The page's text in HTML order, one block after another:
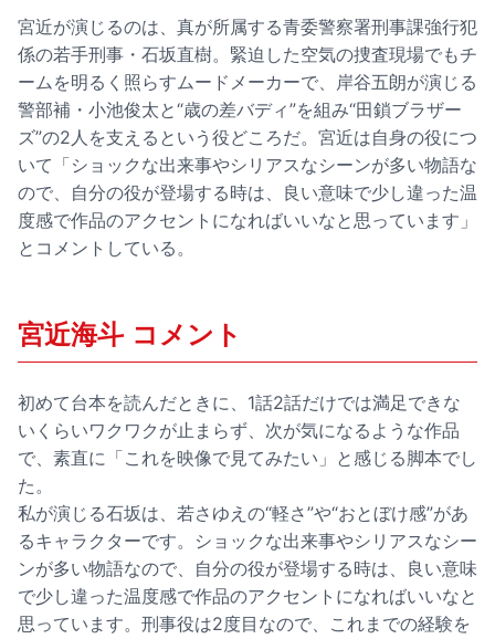
宮近が演じるのは、真が所属する青委警察署刑事課強行犯
係の若手刑事・石坂直樹。緊迫した空気の捜査現場でもチ
ームを明るく照らすムードメーカーで、岸谷五朗が演じる
警部補・小池俊太と“歳の差バディ”を組み“田鎖ブラザー
ズ”の2人を支えるという役どころだ。宮近は自身の役につ
いて「ショックな出来事やシリアスなシーンが多い物語な
ので、自分の役が登場する時は、良い意味で少し違った温
度感で作品のアクセントになればいいなと思っています」
とコメントしている。
宮近海斗 コメント
初めて台本を読んだときに、1話2話だけでは満足できな
いくらいワクワクが止まらず、次が気になるような作品
で、素直に「これを映像で見てみたい」と感じる脚本でし
た。
私が演じる石坂は、若さゆえの“軽さ”や“おとぼけ感”があ
るキャラクターです。ショックな出来事やシリアスなシー
ンが多い物語なので、自分の役が登場する時は、良い意味
で少し違った温度感で作品のアクセントになればいいなと
思っています。刑事役は2度目なので、これまでの経験を